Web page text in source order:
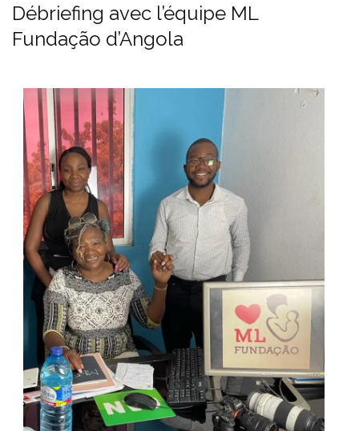
Débriefing avec l’équipe ML
Fundação d’Angola